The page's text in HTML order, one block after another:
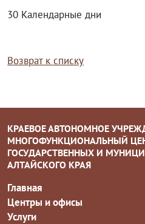
30 Календарные дни
Возврат к списку
КРАЕВОЕ АВТОНОМНОЕ
МНОГОФУНКЦИОНАЛЬНЫЙ
ГОСУДАРСТВЕННЫХ И
АЛТАЙСКОГО КРАЯ
Главная
Центры и офисы
Услуги